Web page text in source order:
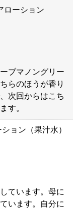
ローション
ブマノングリー
らのほうが香り
次回からはこち
す。
ョン（果汁水）
ています。母に
います。自分に